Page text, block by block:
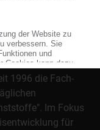
1996 die Fach-
Im Fokus
für